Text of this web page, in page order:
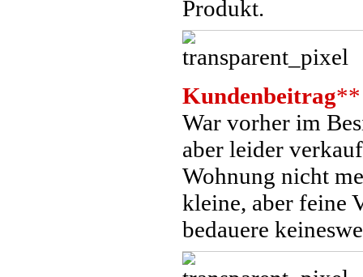
Produkt.
Kundenbeitrag**
War vorher im
aber leider
Wohnung nicht
kleine, aber feine
bedauere